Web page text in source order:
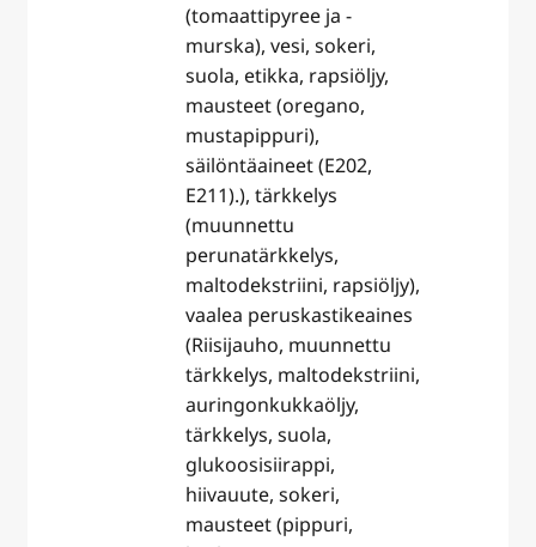
(tomaattipyree ja -
murska), vesi, sokeri,
suola, etikka, rapsiöljy,
mausteet (oregano,
mustapippuri),
säilöntäaineet (E202,
E211).), tärkkelys
(muunnettu
perunatärkkelys,
maltodekstriini, rapsiöljy),
vaalea peruskastikeaines
(Riisijauho, muunnettu
tärkkelys, maltodekstriini,
auringonkukkaöljy,
tärkkelys, suola,
glukoosisiirappi,
hiivauute, sokeri,
mausteet (pippuri,